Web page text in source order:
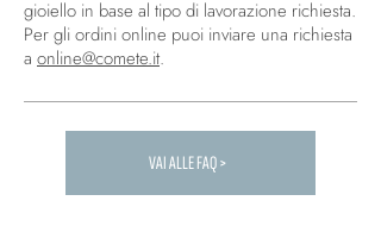
gioiello in base al tipo di lavorazione richiesta.
Per gli ordini online puoi inviare una richiesta
a online@comete.it.
Carica altre FAQ...
VAI ALLE FAQ >